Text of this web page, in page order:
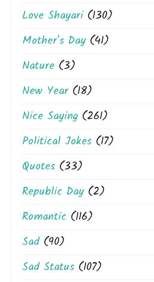
Love Shayari(130)
Mother's Day (41)
Nature (3)
New Year(18)
Nice Saying (261)
Political Jokes (17)
Quotes (33)
Republic Day (2)
Romantic (116)
Sad (90)
Sad Status (107)